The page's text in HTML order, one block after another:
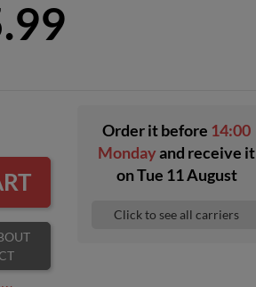
Order it before 14:00
Mondayand receive it
onTue 11 August
Click to see all carriers